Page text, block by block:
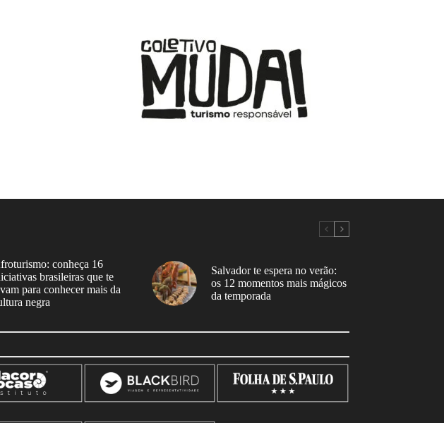
conheça 16
brasileiras que te
para conhecer mais da
negra
Salvador te espera no verão:
os 12 momentos mais mágicos
da temporada